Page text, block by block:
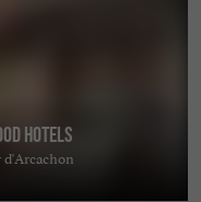
Hotels